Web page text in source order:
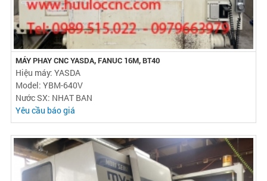
MÁY PHAY CNC YASDA, FANUC 16M, BT40
Hiệu máy: YASDA
Model: YBM-640V
Nước SX: NHAT BAN
Yêu cầu báo giá